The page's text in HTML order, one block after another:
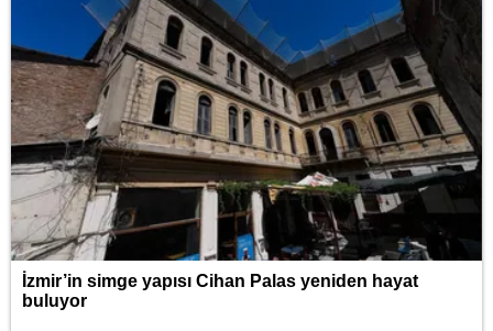
İzmir’in simge yapısı Cihan Palas yeniden hayat
buluyor